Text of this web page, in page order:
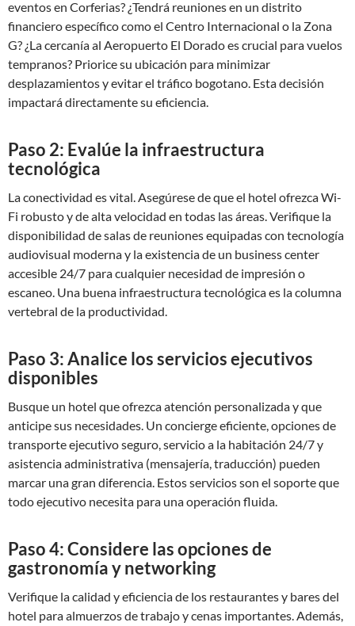
eventos en Corferias? ¿Tendrá reuniones en un distrito
financiero específico como el Centro Internacional o la Zona
G? ¿La cercanía al Aeropuerto El Dorado es crucial para vuelos
tempranos? Priorice su ubicación para minimizar
desplazamientos y evitar el tráfico bogotano. Esta decisión
impactará directamente su eficiencia.
Paso 2: Evalúe la infraestructura
tecnológica
La conectividad es vital. Asegúrese de que el hotel ofrezca Wi-
Fi robusto y de alta velocidad en todas las áreas. Verifique la
disponibilidad de salas de reuniones equipadas con tecnología
audiovisual moderna y la existencia de un business center
accesible 24/7 para cualquier necesidad de impresión o
escaneo. Una buena infraestructura tecnológica es la columna
vertebral de la productividad.
Paso 3: Analice los servicios ejecutivos
disponibles
Busque un hotel que ofrezca atención personalizada y que
anticipe sus necesidades. Un concierge eficiente, opciones de
transporte ejecutivo seguro, servicio a la habitación 24/7 y
asistencia administrativa (mensajería, traducción) pueden
marcar una gran diferencia. Estos servicios son el soporte que
todo ejecutivo necesita para una operación fluida.
Paso 4: Considere las opciones de
gastronomía y networking
Verifique la calidad y eficiencia de los restaurantes y bares del
hotel para almuerzos de trabajo y cenas importantes. Además,